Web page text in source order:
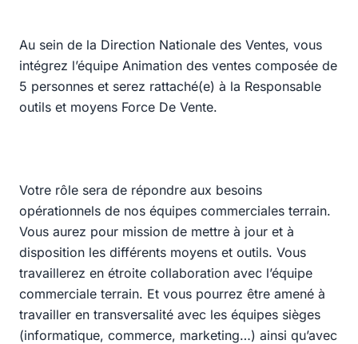
Au sein de la Direction Nationale des Ventes, vous
intégrez l’équipe Animation des ventes composée de
5 personnes et serez rattaché(e) à la Responsable
outils et moyens Force De Vente.
Votre rôle sera de répondre aux besoins
opérationnels de nos équipes commerciales terrain.
Vous aurez pour mission de mettre à jour et à
disposition les différents moyens et outils. Vous
travaillerez en étroite collaboration avec l’équipe
commerciale terrain. Et vous pourrez être amené à
travailler en transversalité avec les équipes sièges
(informatique, commerce, marketing…) ainsi qu’avec